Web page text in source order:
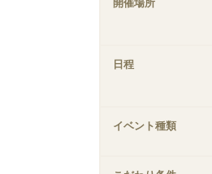
開催場所
日程
イベント種類